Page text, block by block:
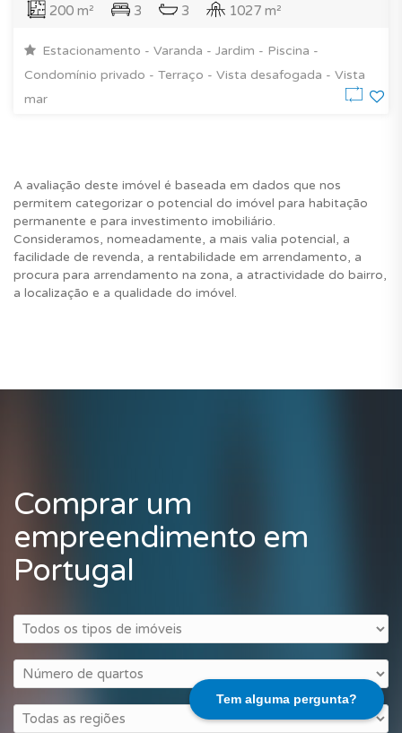
Tem alguma pergunta?
200 m² 3 3 1027 m²
Estacionamento - Varanda - Jardim - Piscina -
Condomínio privado - Terraço - Vista desafogada - Vista
mar
A avaliação deste imóvel é baseada em dados que nos
permitem categorizar o potencial do imóvel para habitação
permanente e para investimento imobiliário.
Consideramos, nomeadamente, a mais valia potencial, a
facilidade de revenda, a rentabilidade em arrendamento, a
procura para arrendamento na zona, a atractividade do bairro,
a localização e a qualidade do imóvel.
Comprar um
empreendimento em
Portugal